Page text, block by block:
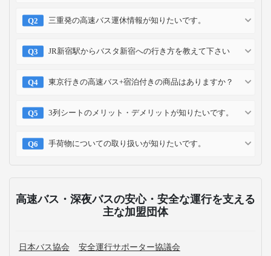
三重発の高速バス運休情報が知りたいです。
JR新宿駅からバスタ新宿への行き方を教えて下さい
東京行きの高速バス+宿泊付きの商品はありますか？
3列シートのメリット・デメリットが知りたいです。
手荷物についての取り扱いが知りたいです。
高速バス・深夜バスの安心・安全な運行を支える
主な加盟団体
日本バス協会 安全運行サポーター協議会